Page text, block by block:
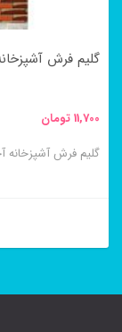
صفحه
انتخاب
شوند
گلیم فرش
11,700تومان
گلیم فرش آشپزخانه